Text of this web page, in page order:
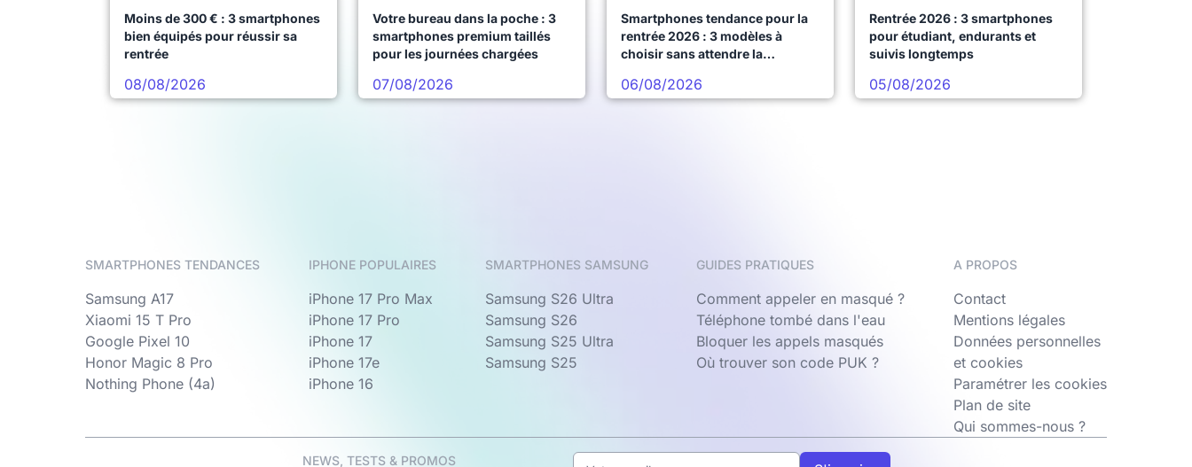
Moins de 300 € : 3 smartphones
bien équipés pour réussir sa
rentrée
08/08/2026
Votre bureau dans la poche : 3
smartphones premium taillés
pour les journées chargées
07/08/2026
Smartphones tendance pour la
rentrée 2026 : 3 modèles à
choisir sans attendre la
06/08/2026
Rentrée 2026 : 3 smartphones
pour étudiant, endurants et
suivis longtemps
05/08/2026
SMARTPHONES TENDANCES
Samsung A17
Xiaomi 15 T Pro
Google Pixel 10
Honor Magic 8 Pro
Nothing Phone (4a)
IPHONE POPULAIRES
iPhone 17 Pro Max
iPhone 17 Pro
iPhone 17
iPhone 17e
iPhone 16
SMARTPHONES SAMSUNG
Samsung S26 Ultra
Samsung S26
Samsung S25 Ultra
Samsung S25
GUIDES PRATIQUES
Comment appeler en masqué ?
Téléphone tombé dans l'eau
Bloquer les appels masqués
Où trouver son code PUK ?
A PROPOS
Contact
Mentions légales
Données personnelles
et cookies
Paramétrer les cookies
Plan de site
Qui sommes-nous ?
NEWS, TESTS & PROMOS